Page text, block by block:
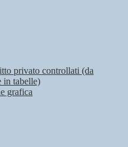
privato controllati (da
in tabelle)
grafica